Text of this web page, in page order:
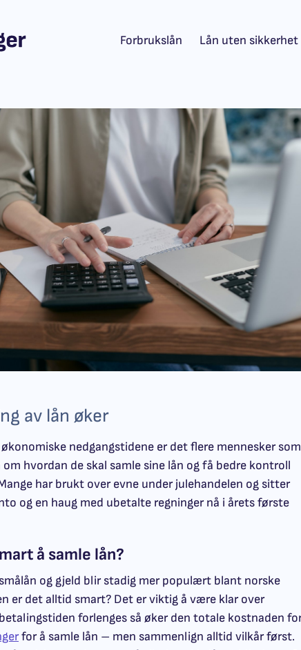
Forbrukslån Lån uten sikkerhet
av lån øker
nedgangstidene er det flere mennesker som
hvordan de skal samle sine lån og få bedre kontroll
har brukt over evne under julehandelen og sitter
og en haug med ubetalte regninger nå i årets første
å samle lån?
og gjeld blir stadig mer populært blant norske
er det alltid smart? Det er viktig å være klar over
forlenges så øker den totale kostnaden
for å samle lån – men sammenlign alltid vilkår først.